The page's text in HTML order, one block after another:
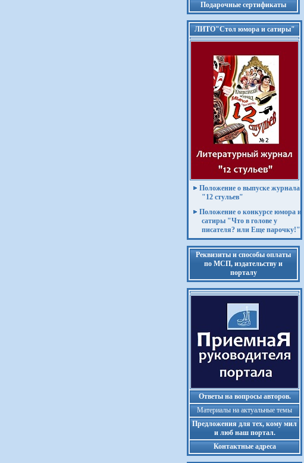
Подарочные сертификаты
ЛИТО"Стол юмора и сатиры"
Положение о выпуске журнала
"12 стульев"
Положение о конкурсе юмора и
сатиры "Что в голове у
писателя? или Еще парочку!"
Реквизиты и способы оплаты
по МСП, издательству и
порталу
Ответы на вопросы авторов.
Материалы на актуальные темы
Предложения для тех, кому мил
и люб наш портал.
Контактные адреса